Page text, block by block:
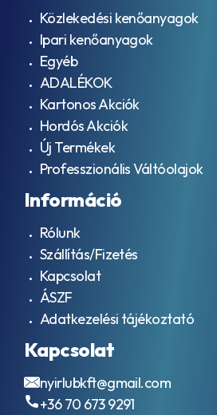
Közlekedési kenőanyagok
Ipari kenőanyagok
Egyéb
ADALÉKOK
Kartonos Akciók
Hordós Akciók
Új Termékek
Professzionális Váltóolajok
Információ
Rólunk
Szállítás/Fizetés
Kapcsolat
ÁSZF
Adatkezelési tájékoztató
Kapcsolat
nyirlubkft@gmail.com
+36 70 673 9291